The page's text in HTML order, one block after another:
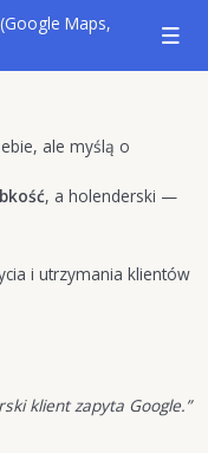
online
Maps,
ale myślą o
, a holenderski —
i utrzymania klientów
klient zapyta Google.”